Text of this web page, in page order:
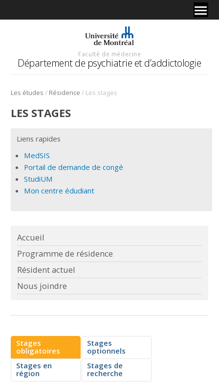
Faculté de médecine
Département de psychiatrie et d’addictologie
Les études / Résidence / Les stages
LES STAGES
Liens rapides
MedSIS
Portail de demande de congé
StudiUM
Mon centre édudiant
Accueil
Programme de résidence
Résident actuel
Nous joindre
Stages
obligatoires
Stages
optionnels
Stages en
région
Stages de
recherche